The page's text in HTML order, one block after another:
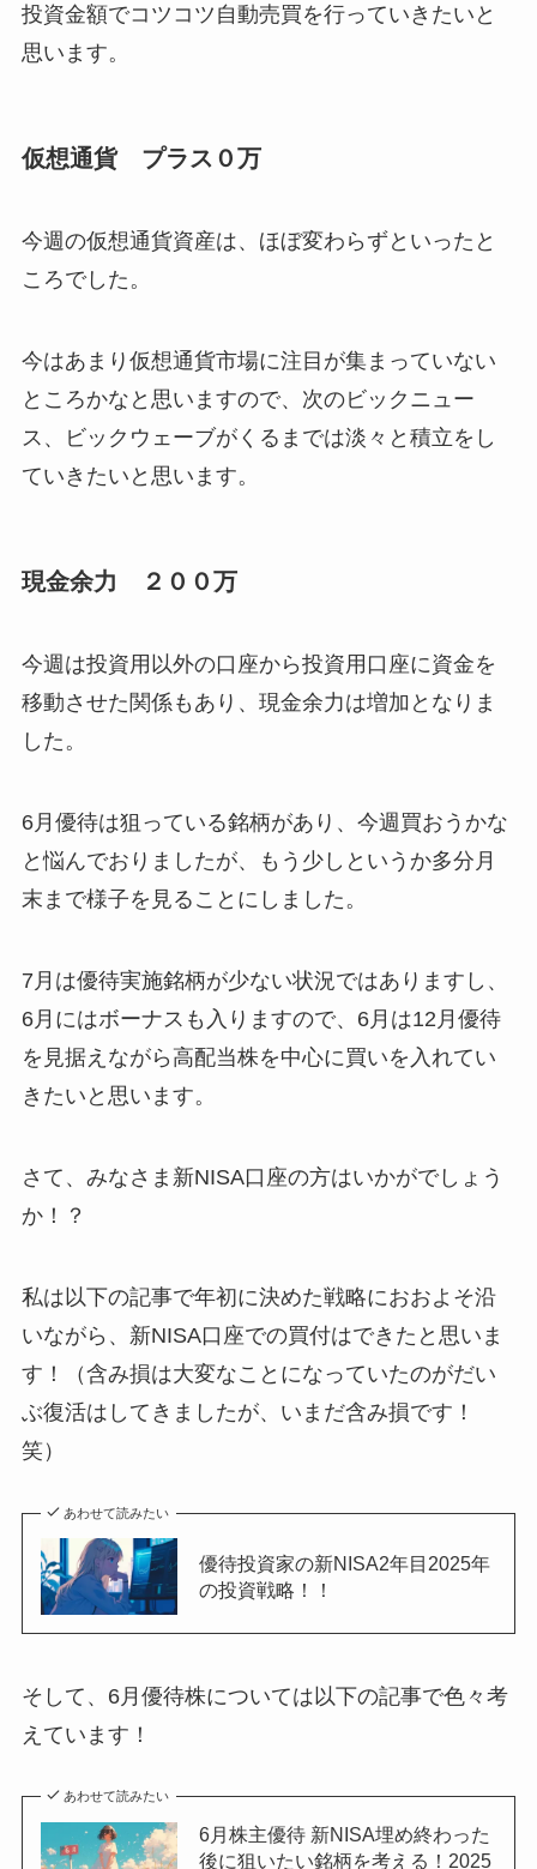
投資金額でコツコツ自動売買を行っていきたいと
思います。
仮想通貨 プラス０万
今週の仮想通貨資産は、ほぼ変わらずといったと
ころでした。
今はあまり仮想通貨市場に注目が集まっていない
ところかなと思いますので、次のビックニュー
ス、ビックウェーブがくるまでは淡々と積立をし
ていきたいと思います。
現金余力 ２００万
今週は投資用以外の口座から投資用口座に資金を
移動させた関係もあり、現金余力は増加となりま
した。
6月優待は狙っている銘柄があり、今週買おうかな
と悩んでおりましたが、もう少しというか多分月
末まで様子を見ることにしました。
7月は優待実施銘柄が少ない状況ではありますし、
6月にはボーナスも入りますので、6月は12月優待
を見据えながら高配当株を中心に買いを入れてい
きたいと思います。
さて、みなさま新NISA口座の方はいかがでしょう
か！？
私は以下の記事で年初に決めた戦略におおよそ沿
いながら、新NISA口座での買付はできたと思いま
す！（含み損は大変なことになっていたのがだい
ぶ復活はしてきましたが、いまだ含み損です！
笑）
あわせて読みたい
優待投資家の新NISA2年目2025年
の投資戦略！！
そして、6月優待株については以下の記事で色々考
えています！
あわせて読みたい
6月株主優待 新NISA埋め終わった
後に狙いたい銘柄を考える！2025